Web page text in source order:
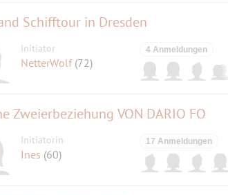
Schifftour in Dresden
Initiator
NetterWolf (72)
4 Anmeldungen
Zweierbeziehung VON DARIO FO
Initiatorin
Ines (60)
17 Anmeldungen